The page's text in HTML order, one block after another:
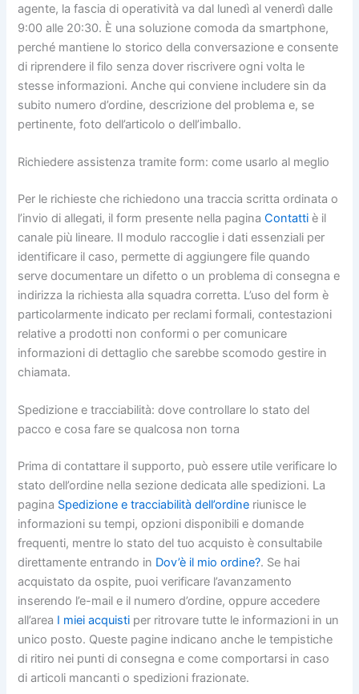
agente, la fascia di operatività va dal lunedì al venerdì dalle
9:00 alle 20:30. È una soluzione comoda da smartphone,
perché mantiene lo storico della conversazione e consente
di riprendere il filo senza dover riscrivere ogni volta le
stesse informazioni. Anche qui conviene includere sin da
subito numero d’ordine, descrizione del problema e, se
pertinente, foto dell’articolo o dell’imballo.
Richiedere assistenza tramite form: come usarlo al meglio
Per le richieste che richiedono una traccia scritta ordinata o
l’invio di allegati, il form presente nella paginaContatti è il
canale più lineare. Il modulo raccoglie i dati essenziali per
identificare il caso, permette di aggiungere file quando
serve documentare un difetto o un problema di consegna e
indirizza la richiesta alla squadra corretta. L’uso del form è
particolarmente indicato per reclami formali, contestazioni
relative a prodotti non conformi o per comunicare
informazioni di dettaglio che sarebbe scomodo gestire in
chiamata.
Spedizione e tracciabilità: dove controllare lo stato del
pacco e cosa fare se qualcosa non torna
Prima di contattare il supporto, può essere utile verificare lo
stato dell’ordine nella sezione dedicata alle spedizioni. La
pagina Spedizione e tracciabilità dell’ordine riunisce le
informazioni su tempi, opzioni disponibili e domande
frequenti, mentre lo stato del tuo acquisto è consultabile
direttamente entrando in Dov’è il mio ordine?. Se hai
acquistato da ospite, puoi verificare l’avanzamento
inserendo l’e-mail e il numero d’ordine, oppure accedere
all’area I miei acquisti per ritrovare tutte le informazioni in un
unico posto. Queste pagine indicano anche le tempistiche
di ritiro nei punti di consegna e come comportarsi in caso
di articoli mancanti o spedizioni frazionate.